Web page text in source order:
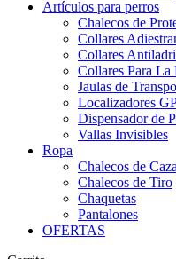
Artículos para perros
Chalecos de
Collares
Collares
Collares Para La
Jaulas de
Localizadores
Dispensador de
Vallas Invisibles
Ropa
Chalecos de Caza
Chalecos de Tiro
Chaquetas
Pantalones
OFERTAS